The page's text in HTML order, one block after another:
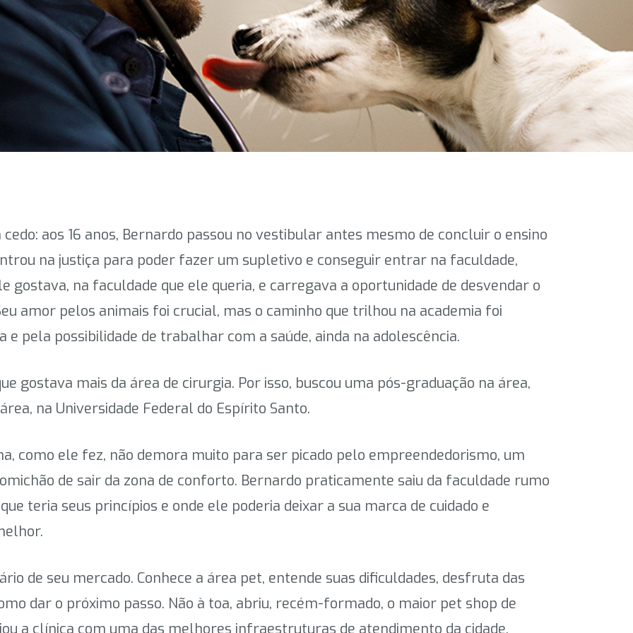
aos 16 anos, Bernardo passou no vestibular antes mesmo de concluir o ensino
na justiça para poder fazer um supletivo e conseguir entrar na faculdade,
gostava, na faculdade que ele queria, e carregava a oportunidade de desvendar o
amor pelos animais foi crucial, mas o caminho que trilhou na academia foi
pela possibilidade de trabalhar com a saúde, ainda na adolescência.
gostava mais da área de cirurgia. Por isso, buscou uma pós-graduação na área,
na Universidade Federal do Espírito Santo.
como ele fez, não demora muito para ser picado pelo empreendedorismo, um
de sair da zona de conforto. Bernardo praticamente saiu da faculdade rumo
teria seus princípios e onde ele poderia deixar a sua marca de cuidado e
de seu mercado. Conhece a área pet, entende suas dificuldades, desfruta das
dar o próximo passo. Não à toa, abriu, recém-formado, o maior pet shop de
a clínica com uma das melhores infraestruturas de atendimento da cidade.